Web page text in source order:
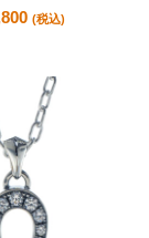
(税込)